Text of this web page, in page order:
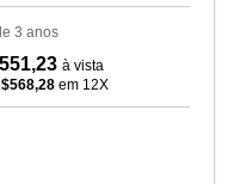
3 anos
à vista
em 12X